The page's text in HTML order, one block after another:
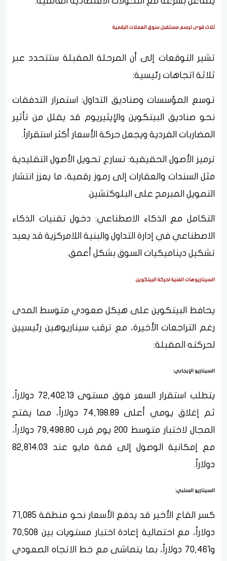
ثلاث قوى ترسم مستقبل سوق العملات الرقمية
تشير التوقعات إلى أن المرحلة المقبلة ستتحدد عبر
ثلاثة اتجاهات رئيسية:
توسع المؤسسات وصناديق التداول: استمرار التدفقات
نحو صناديق البيتكوين والإيثيريوم قد يقلل من تأثير
المضاربات الفردية ويجعل حركة الأسعار أكثر استقراراً.
ترميز الأصول الحقيقية: تسارع تحويل الأصول التقليدية
مثل السندات والعقارات إلى رموز رقمية، ما يعزز انتشار
التمويل المبرمج على البلوكتشين.
التكامل مع الذكاء الاصطناعي: دخول تقنيات الذكاء
الاصطناعي في إدارة التداول والبنية اللامركزية قد يعيد
تشكيل ديناميكيات السوق بشكل أعمق.
السيناريوهات الفنية لحركة البيتكوين
يحافظ البيتكوين على هيكل صعودي متوسط المدى
رغم التراجعات الأخيرة، مع ترقب سيناريوهين رئيسيين
لحركته المقبلة:
السيناريو الإيجابي:
يتطلب استقرار السعر فوق مستوى 72,402.13 دولاراً،
ثم إغلاق يومي أعلى 74,198.89 دولاراً، مما يفتح
المجال لاختبار متوسط 200 يوم قرب 79,498.80 دولاراً،
مع إمكانية الوصول إلى قمة مايو عند 82,814.03
دولاراً.
السيناريو السلبي:
كسر القاع الأخير قد يدفع الأسعار نحو منطقة 71,085
دولاراً، مع احتمالية إعادة اختبار مستويات بين 70,508
و70,461 دولاراً، بما يتماشى مع خط الاتجاه الصعودي